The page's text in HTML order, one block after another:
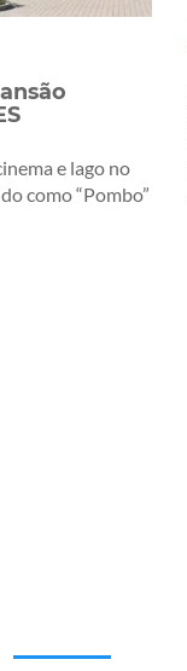
e lago no
como “Pombo”